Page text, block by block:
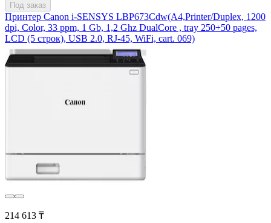
Под заказ
Принтер Canon i-SENSYS LBP673Cdw(A4,Printer/Duplex, 1200
dpi, Color, 33 ppm, 1 Gb, 1,2 Ghz DualCore , tray 250+50 pages,
LCD (5 строк), USB 2.0, RJ-45, WiFi, cart. 069)
214 613 ₸